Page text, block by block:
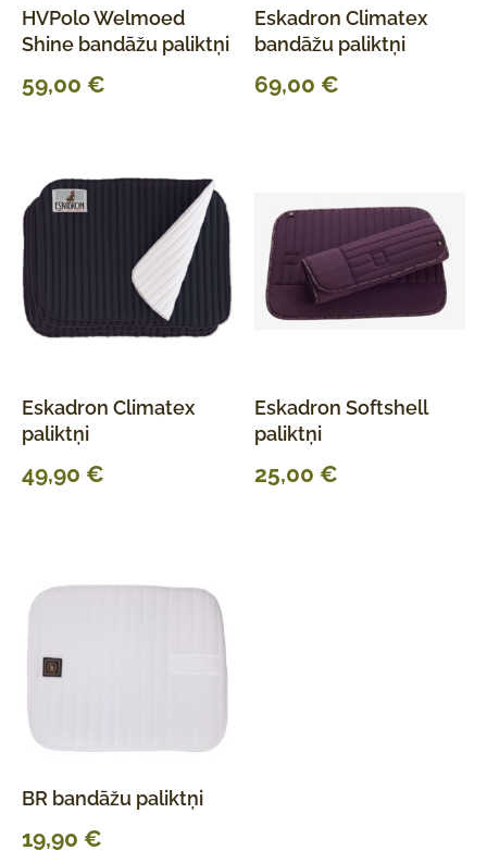
HVPolo Welmoed
Shine bandāžu paliktņi
59,00 €
Eskadron Climatex
bandāžu paliktņi
69,00 €
Eskadron Climatex
paliktņi
49,90 €
Eskadron Softshell
paliktņi
25,00 €
BR bandāžu paliktņi
19,90 €